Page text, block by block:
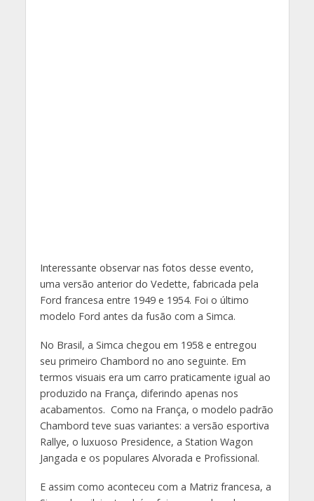
Interessante observar nas fotos desse evento,
uma versão anterior do Vedette, fabricada pela
Ford francesa entre 1949 e 1954. Foi o último
modelo Ford antes da fusão com a Simca.
No Brasil, a Simca chegou em 1958 e entregou
seu primeiro Chambord no ano seguinte. Em
termos visuais era um carro praticamente igual ao
produzido na França, diferindo apenas nos
acabamentos. Como na França, o modelo padrão
Chambord teve suas variantes: a versão esportiva
Rallye, o luxuoso Presidence, a Station Wagon
Jangada e os populares Alvorada e Profissional.
E assim como aconteceu com a Matriz francesa, a